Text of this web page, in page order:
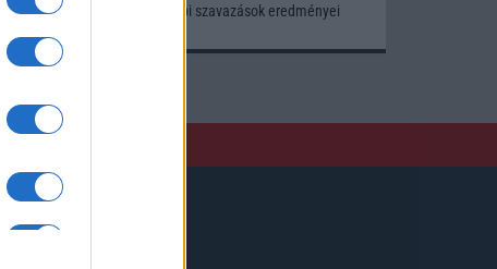
Korábbi szavazások eredményei